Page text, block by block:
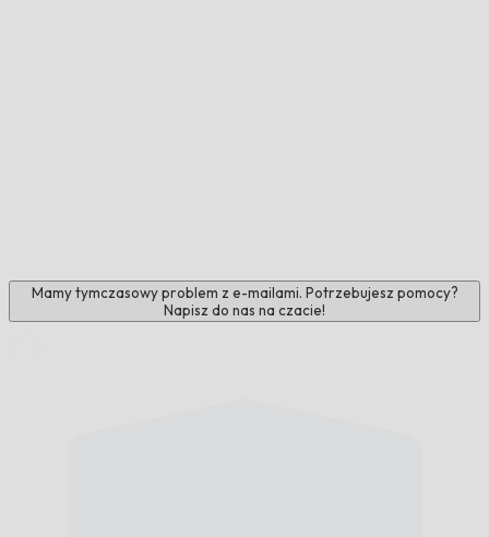
Mamy tymczasowy problem z e-mailami. Potrzebujesz pomocy?
Napisz do nas na czacie!